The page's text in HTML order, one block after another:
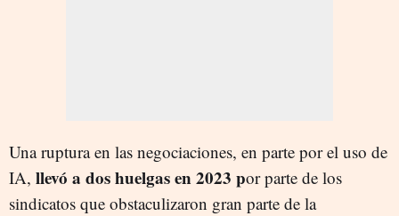
Una ruptura en las negociaciones, en parte por el uso de
IA, llevó a dos huelgas en 2023 por parte de los
sindicatos que obstaculizaron gran parte de la